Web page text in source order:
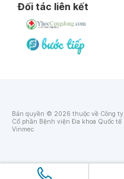
Đối tác liên kết
Bản quyền © 2026 thuộc về Công ty
Cổ phần Bệnh viện Đa khoa Quốc tế
Vinmec